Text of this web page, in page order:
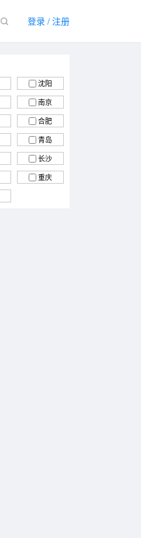
 登录 / 注册
沈阳
南京
合肥
青岛
长沙
重庆